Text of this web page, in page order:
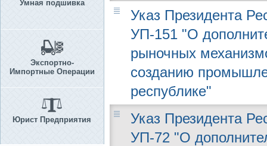
Умная подшивка
Экспортно-
Импортные Операции
Юрист Предприятия
Указ Президента
УП-151 "О
рыночных
созданию
республике"
Указ Президента
УП-72 "О